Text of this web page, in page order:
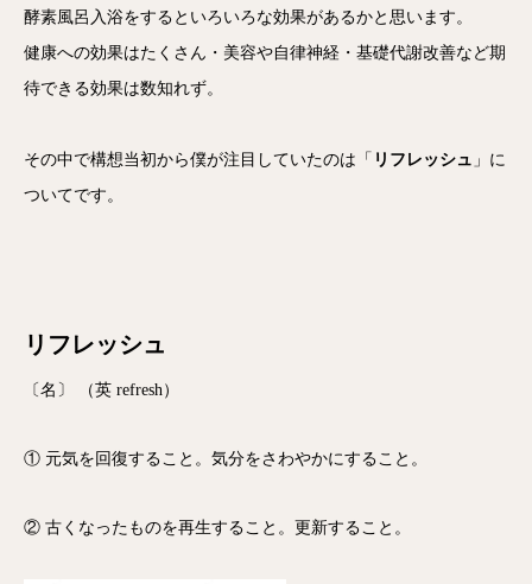
酵素風呂入浴をするといろいろな効果があるかと思います。
健康への効果はたくさん・美容や自律神経・基礎代謝改善など期
待できる効果は数知れず。
その中で構想当初から僕が注目していたのは「 リフレッシュ 」に
ついてです。
リフレッシュ
〔名〕 （英 refresh）
① 元気を 回復すること。 気分をさわやかにすること。
② 古く なったものを再生すること。 更新すること。